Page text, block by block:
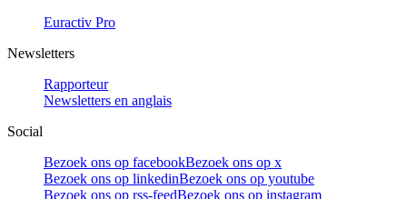
Euractiv Pro
Newsletters
Rapporteur
Newsletters en anglais
Social
Bezoek ons op facebookBezoek ons op x
Bezoek ons op linkedinBezoek ons op youtube
Bezoek ons op rss-feedBezoek ons op instagram